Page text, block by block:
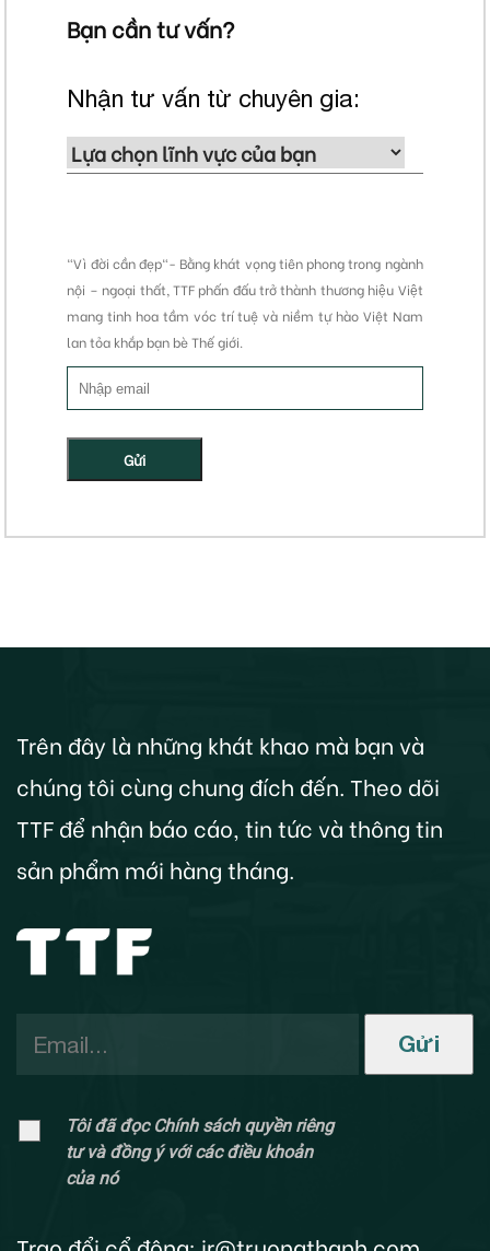
Bạn cần tư vấn?
Nhận tư vấn từ chuyên gia:
"Vì đời cần đẹp"- Bằng khát vọng tiên phong trong ngành
nội – ngoại thất, TTF phấn đấu trở thành thương hiệu Việt
mang tinh hoa tầm vóc trí tuệ và niềm tự hào Việt Nam
lan tỏa khắp bạn bè Thế giới.
Gửi
Trên đây là những khát khao mà bạn và
chúng tôi cùng chung đích đến. Theo dõi
TTF để nhận báo cáo, tin tức và thông tin
sản phẩm mới hàng tháng.
Tôi đã đọc Chính sách quyền riêng
tư và đồng ý với các điều khoản
của nó
Gửi